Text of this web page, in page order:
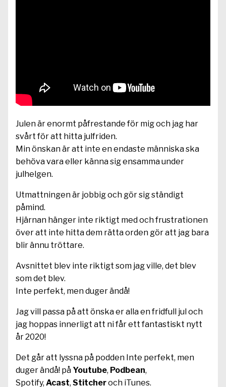
Julen är enormt påfrestande för mig och jag har
svårt för att hitta julfriden.
Min önskan är att inte en endaste människa ska
behöva vara eller känna sig ensamma under
julhelgen.
Utmattningen är jobbig och gör sig ständigt
påmind.
Hjärnan hänger inte riktigt med och frustrationen
över att inte hitta dem rätta orden gör att jag bara
blir ännu tröttare.
Avsnittet blev inte riktigt som jag ville, det blev
som det blev.
Inte perfekt, men duger ändå!
Jag vill passa på att önska er alla en fridfull jul och
jag hoppas innerligt att ni får ett fantastiskt nytt
år 2020!
Det går att lyssna på podden Inte perfekt, men
duger ändå! på Youtube, Podbean,
Spotify, Acast, Stitcheroch iTunes.